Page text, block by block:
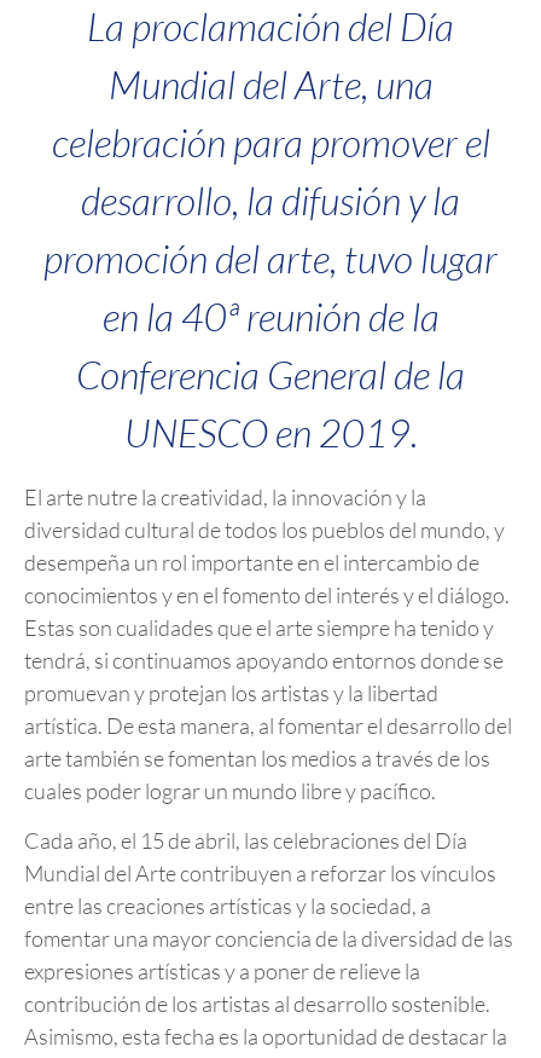
La proclamación del Día
Mundial del Arte, una
celebración para promover el
desarrollo, la difusión y la
promoción del arte, tuvo lugar
en la 40ª reunión de la
Conferencia General de la
UNESCO en 2019.
El arte nutre la creatividad, la innovación y la
diversidad cultural de todos los pueblos del mundo, y
desempeña un rol importante en el intercambio de
conocimientos y en el fomento del interés y el diálogo.
Estas son cualidades que el arte siempre ha tenido y
tendrá, si continuamos apoyando entornos donde se
promuevan y protejan los artistas y la libertad
artística. De esta manera, al fomentar el desarrollo del
arte también se fomentan los medios a través de los
cuales poder lograr un mundo libre y pacífico.
Cada año, el 15 de abril, las celebraciones del Día
Mundial del Arte contribuyen a reforzar los vínculos
entre las creaciones artísticas y la sociedad, a
fomentar una mayor conciencia de la diversidad de las
expresiones artísticas y a poner de relieve la
contribución de los artistas al desarrollo sostenible.
Asimismo, esta fecha es la oportunidad de destacar la